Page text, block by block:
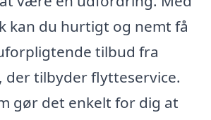
kan du hurtigt og nemt få
tilbud fra
der tilbyder flytteservice.
gør det enkelt for dig at